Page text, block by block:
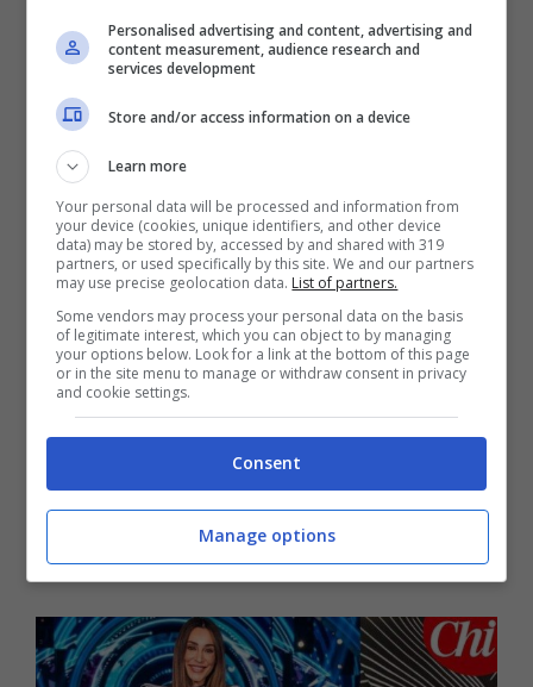
da 2950 euro e scarpe Le Silla da
540 euro
Sonia Lorenzini– mini abito Balmain
da 2490 euro
Stefania Orlando– abito lungo di
Ivan Iaboni
Cecilia Capriotti, in nomination conMaria
Teresa Ruta, ieri è passata inosservata con
l’abito semplice e pomeridiano di Twinset
che avrebbe richiesto almeno un minimo di
accessori coordinati.
invece centra quasi sempre il punto con
outfit strutturati e d’impatto (foto sotto).
Personalised advertising and content, advertising and
content measurement, audience research and
services development
Store and/or access information on a device
Learn more
Your personal data will be processed and information from
your device (cookies, unique identifiers, and other device
data) may be stored by, accessed by and shared with 319
partners, or used specifically by this site. We and our partners
may use precise geolocation data. List of partners.
Some vendors may process your personal data on the basis
of legitimate interest, which you can object to by managing
your options below. Look for a link at the bottom of this page
or in the site menu to manage or withdraw consent in privacy
and cookie settings.
Consent
Manage options